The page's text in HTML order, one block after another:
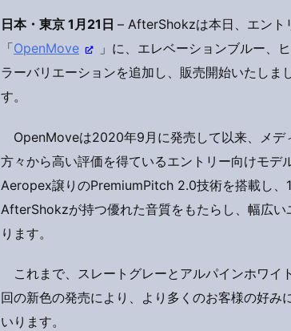
日本・東京 1月21日 – AfterShokzは本日、エント
「OpenMove
」に、エレベーションブルー、
ラーバリエーションを追加し、販売開始いたしま
す。
OpenMoveは2020年9月に発売して以来、メデ
方々から高い評価を得ているエントリー向けモデ
Aeropex譲りのPremiumPitch 2.0技術を搭載し、1
AfterShokzが持つ優れた音質をもたらし、幅広い
ります。
これまで、スレートグレーとアルパインホワイ
回の新色の発売により、より多くのお客様の好み
いります。